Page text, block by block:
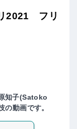
2021 フリ
知子(Satoko
動画です。